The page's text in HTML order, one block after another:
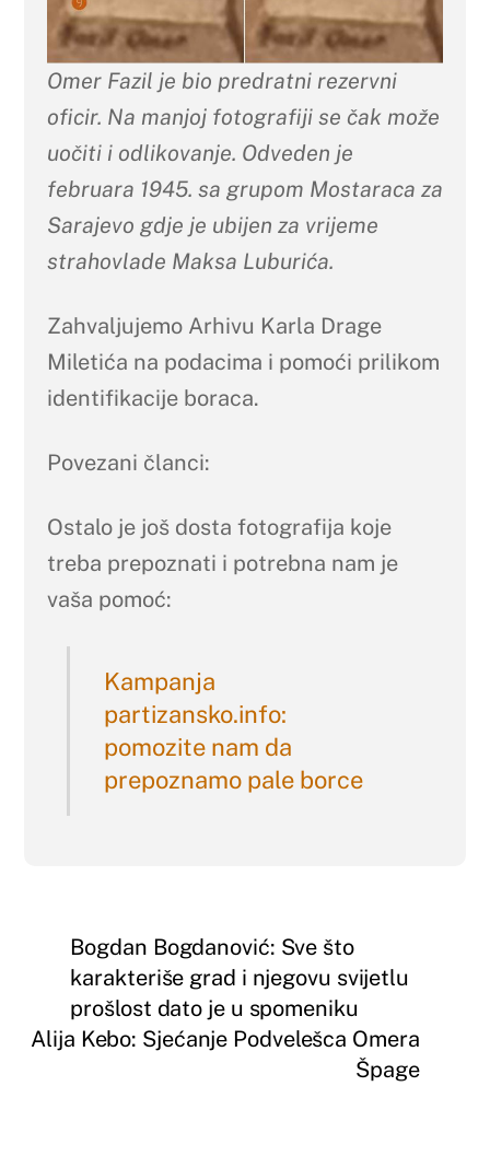
Omer Fazil je bio predratni rezervni
oficir. Na manjoj fotografiji se čak može
uočiti i odlikovanje. Odveden je
februara 1945. sa grupom Mostaraca za
Sarajevo gdje je ubijen za vrijeme
strahovlade Maksa Luburića.
Zahvaljujemo Arhivu Karla Drage
Miletića na podacima i pomoći prilikom
identifikacije boraca.
Povezani članci:
Ostalo je još dosta fotografija koje
treba prepoznati i potrebna nam je
vaša pomoć:
Kampanja
partizansko.info:
pomozite nam da
prepoznamo pale borce
Bogdan Bogdanović: Sve što
karakteriše grad i njegovu svijetlu
prošlost dato je u spomeniku
Alija Kebo: Sjećanje Podvelešca Omera
Špage